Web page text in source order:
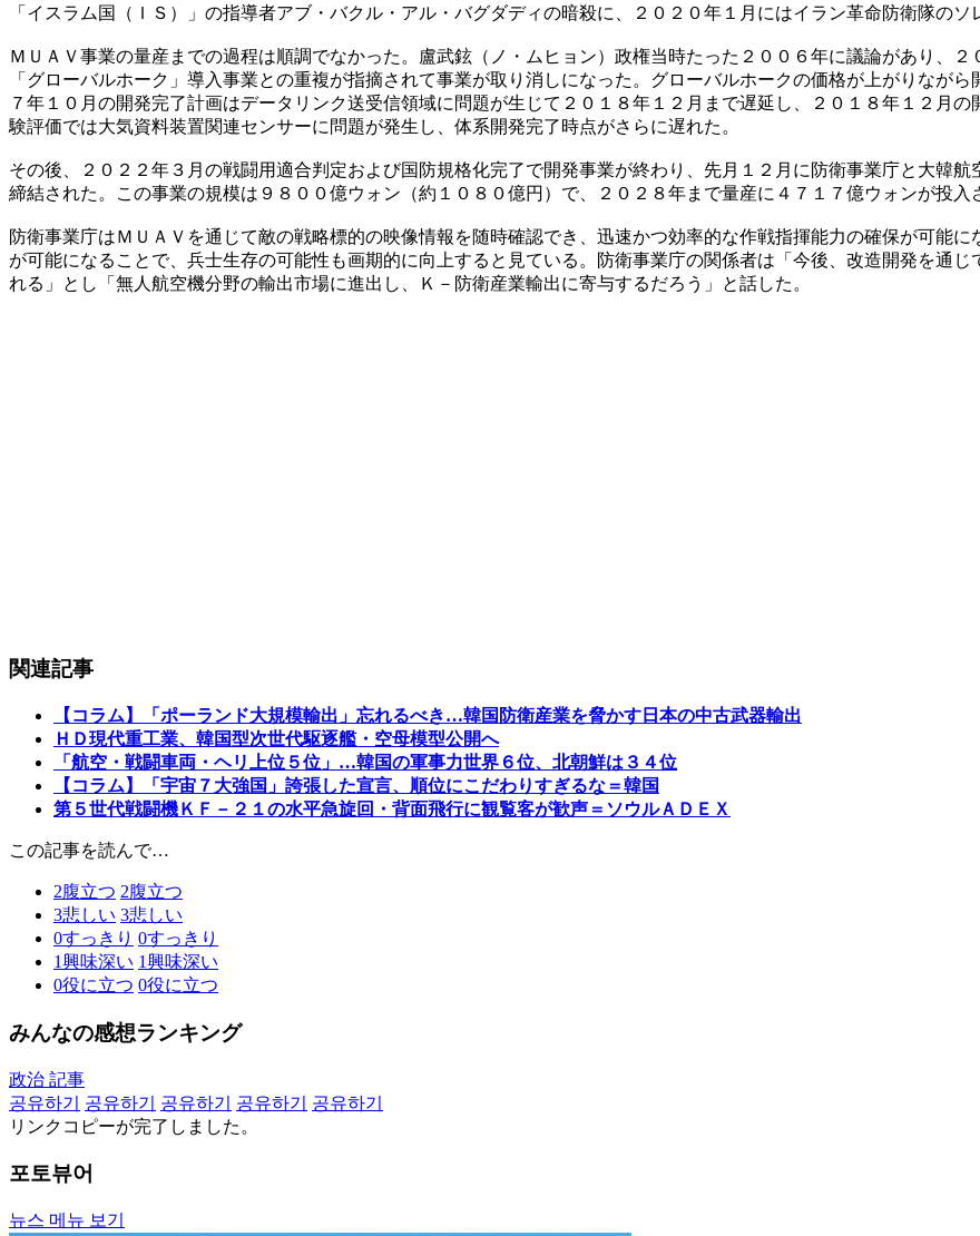
「イスラム国（ＩＳ）」の指導者アブ・バクル・アル・バグダディの暗殺に、２０２０年１月にはイラン革命防衛隊のソ
ＭＵＡＶ事業の量産までの過程は順調でなかった。盧武鉉（ノ・ムヒョン）政権当時たった２００６年に議論があり、
「グローバルホーク」導入事業との重複が指摘されて事業が取り消しになった。グローバルホークの価格が上がりなが
７年１０月の開発完了計画はデータリンク送受信領域に問題が生じて２０１８年１２月まで遅延し、２０１８年１２月
験評価では大気資料装置関連センサーに問題が発生し、体系開発完了時点がさらに遅れた。
その後、２０２２年３月の戦闘用適合判定および国防規格化完了で開発事業が終わり、先月１２月に防衛事業庁と大韓
締結された。この事業の規模は９８００億ウォン（約１０８０億円）で、２０２８年まで量産に４７１７億ウォンが投入
防衛事業庁はＭＵＡＶを通じて敵の戦略標的の映像情報を随時確認でき、迅速かつ効率的な作戦指揮能力の確保が可能
が可能になることで、兵士生存の可能性も画期的に向上すると見ている。防衛事業庁の関係者は「今後、改造開発を通
れる」とし「無人航空機分野の輸出市場に進出し、Ｋ－防衛産業輸出に寄与するだろう」と話した。
関連記事
【コラム】「ポーランド大規模輸出」忘れるべき…韓国防衛産業を脅かす日本の中古武器輸出
ＨＤ現代重工業、韓国型次世代駆逐艦・空母模型公開へ
「航空・戦闘車両・ヘリ上位５位」…韓国の軍事力世界６位、北朝鮮は３４位
【コラム】「宇宙７大強国」誇張した宣言、順位にこだわりすぎるな＝韓国
第５世代戦闘機ＫＦ－２１の水平急旋回・背面飛行に観覧客が歓声＝ソウルＡＤＥＸ
この記事を読んで…
2腹立つ 2腹立つ
3悲しい 3悲しい
0すっきり 0すっきり
1興味深い 1興味深い
0役に立つ 0役に立つ
みんなの感想ランキング
政治 記事
공유하기
공유하기 공유하기 공유하기
공유하기
リンクコピーが完了しました。
포토뷰어
뉴스 메뉴 보기